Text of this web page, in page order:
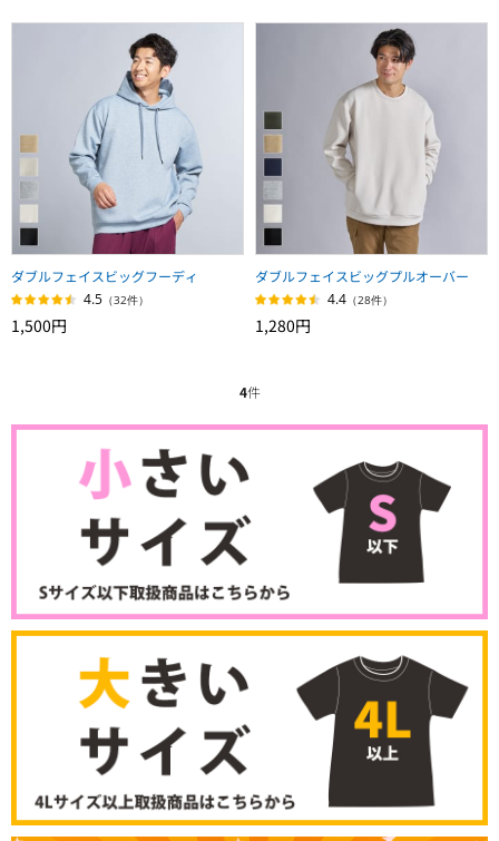
ダブルフェイスビッグフーディ
4.5 （32件）
1,500円
ダブルフェイスビッグプルオーバー
4.4 （28件）
1,280円
4件